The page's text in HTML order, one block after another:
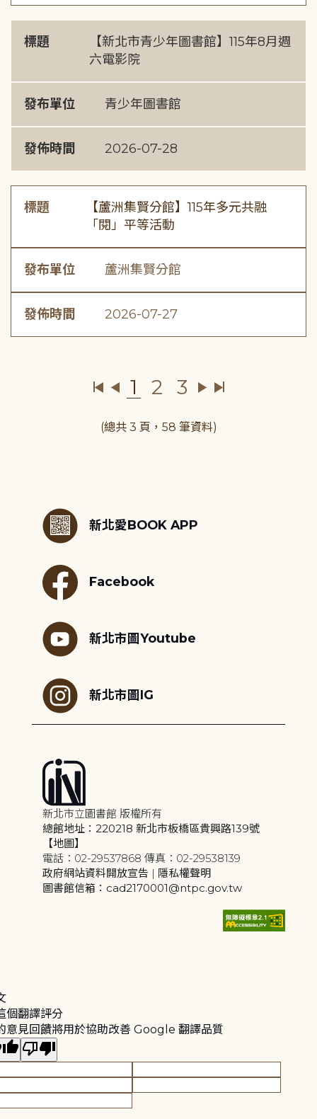
標題
【新北市青少年圖書館】115年8月週
六電影院
發布單位 青少年圖書館
發佈時間 2026-07-28
標題
【蘆洲集賢分館】115年多元共融
「閱」平等活動
發布單位 蘆洲集賢分館
發佈時間 2026-07-27
1 2 3
(總共 3 頁，58 筆資料)
新北愛BOOK APP
Facebook
新北市圖Youtube
新北市圖IG
新北市立圖書館 版權所有
總館地址：220218 新北市板橋區貴興路139號
【地圖】
電話：02-29537868 傳真：02-29538139
政府網站資料開放宣告 | 隱私權聲明
圖書館信箱：cad2170001@ntpc.gov.tw
個翻譯評分
意見回饋將用於協助改善 Google 翻譯品質